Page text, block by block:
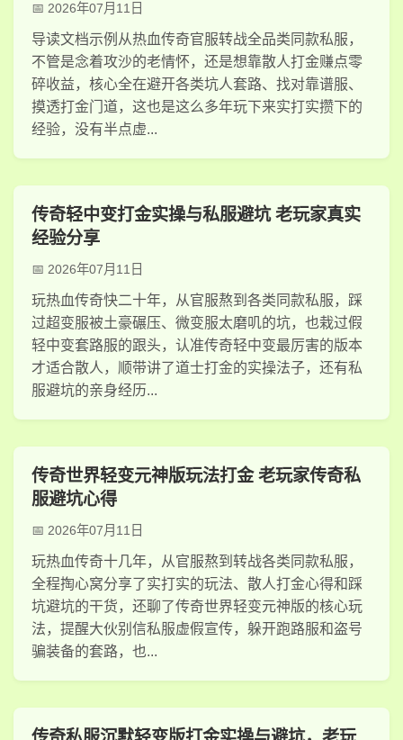
2026年07月11日
导读文档示例从热血传奇官服转战全品类同款私服，
不管是念着攻沙的老情怀，还是想靠散人打金赚点零
碎收益，核心全在避开各类坑人套路、找对靠谱服、
摸透打金门道，这也是这么多年玩下来实打实攒下的
经验，没有半点虚...
传奇轻中变打金实操与私服避坑 老玩家真实
经验分享
2026年07月11日
玩热血传奇快二十年，从官服熬到各类同款私服，踩
过超变服被土豪碾压、微变服太磨叽的坑，也栽过假
轻中变套路服的跟头，认准传奇轻中变最厉害的版本
才适合散人，顺带讲了道士打金的实操法子，还有私
服避坑的亲身经历...
传奇世界轻变元神版玩法打金 老玩家传奇私
服避坑心得
2026年07月11日
玩热血传奇十几年，从官服熬到转战各类同款私服，
全程掏心窝分享了实打实的玩法、散人打金心得和踩
坑避坑的干货，还聊了传奇世界轻变元神版的核心玩
法，提醒大伙别信私服虚假宣传，躲开跑路服和盗号
骗装备的套路，也...